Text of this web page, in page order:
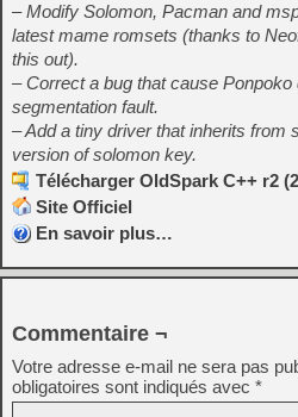
– Modify Solomon, Pacman and
latest mame romsets (thanks to
this out).
– Correct a bug that cause Ponpoko
segmentation fault.
– Add a tiny driver that inherits from
version of solomon key.
Télécharger OldSpark C++ r2
Site Officiel
En savoir plus…
Commentaire ¬
Votre adresse e-mail ne sera pas
obligatoires sont indiqués avec *